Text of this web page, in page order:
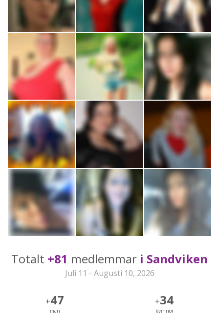
Totalt +81 medlemmar i Sandviken
Juli 11 - Augusti 10, 2026
+47
män
+34
kvinnor